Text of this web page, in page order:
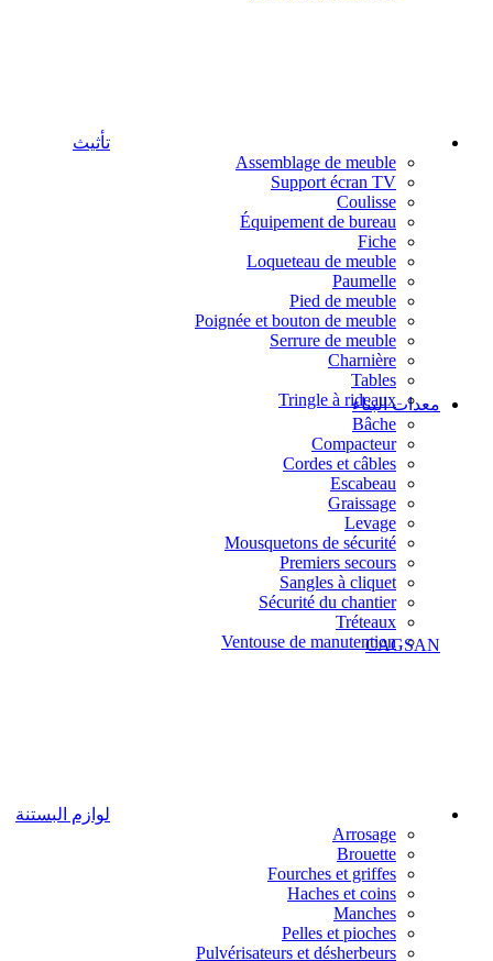
تأثيث
Assemblage de meuble
Support écran TV
Coulisse
Équipement de bureau
Fiche
Loqueteau de meuble
Paumelle
Pied de meuble
Poignée et bouton de meuble
Serrure de meuble
Charnière
Tables
Tringle à rideauxمعدات البناء
Bâche
Compacteur
Cordes et câbles
Escabeau
Graissage
Levage
Mousquetons de sécurité
Premiers secours
Sangles à cliquet
Sécurité du chantier
Tréteaux
Ventouse de manutentionCAGSAN
لوازم البستنة
Arrosage
Brouette
Fourches et griffes
Haches et coins
Manches
Pelles et pioches
Pulvérisateurs et désherbeurs